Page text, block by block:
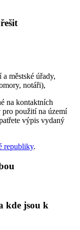
a městské úřady,
notáři),
na kontaktních
použití na území
výpis vydaný
republiky.
kde jsou k